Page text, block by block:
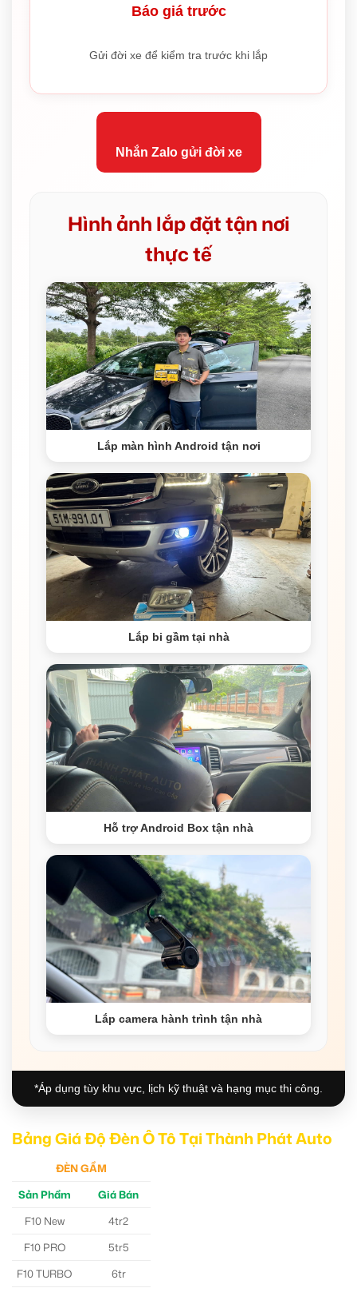
Báo giá trước
Gửi đời xe để kiểm tra trước khi lắp
Nhắn Zalo gửi đời xe
Hình ảnh lắp đặt tận nơi
thực tế
Lắp màn hình Android tận nơi
Lắp bi gầm tại nhà
Hỗ trợ Android Box tận nhà
Lắp camera hành trình tận nhà
*Áp dụng tùy khu vực, lịch kỹ thuật và hạng mục thi công.
Bảng Giá Độ Đèn Ô Tô Tại Thành Phát Auto
ĐÈN GẦM
Sản Phẩm
Giá Bán
F10 New
4tr2
F10 PRO
5tr5
F10 TURBO
6tr